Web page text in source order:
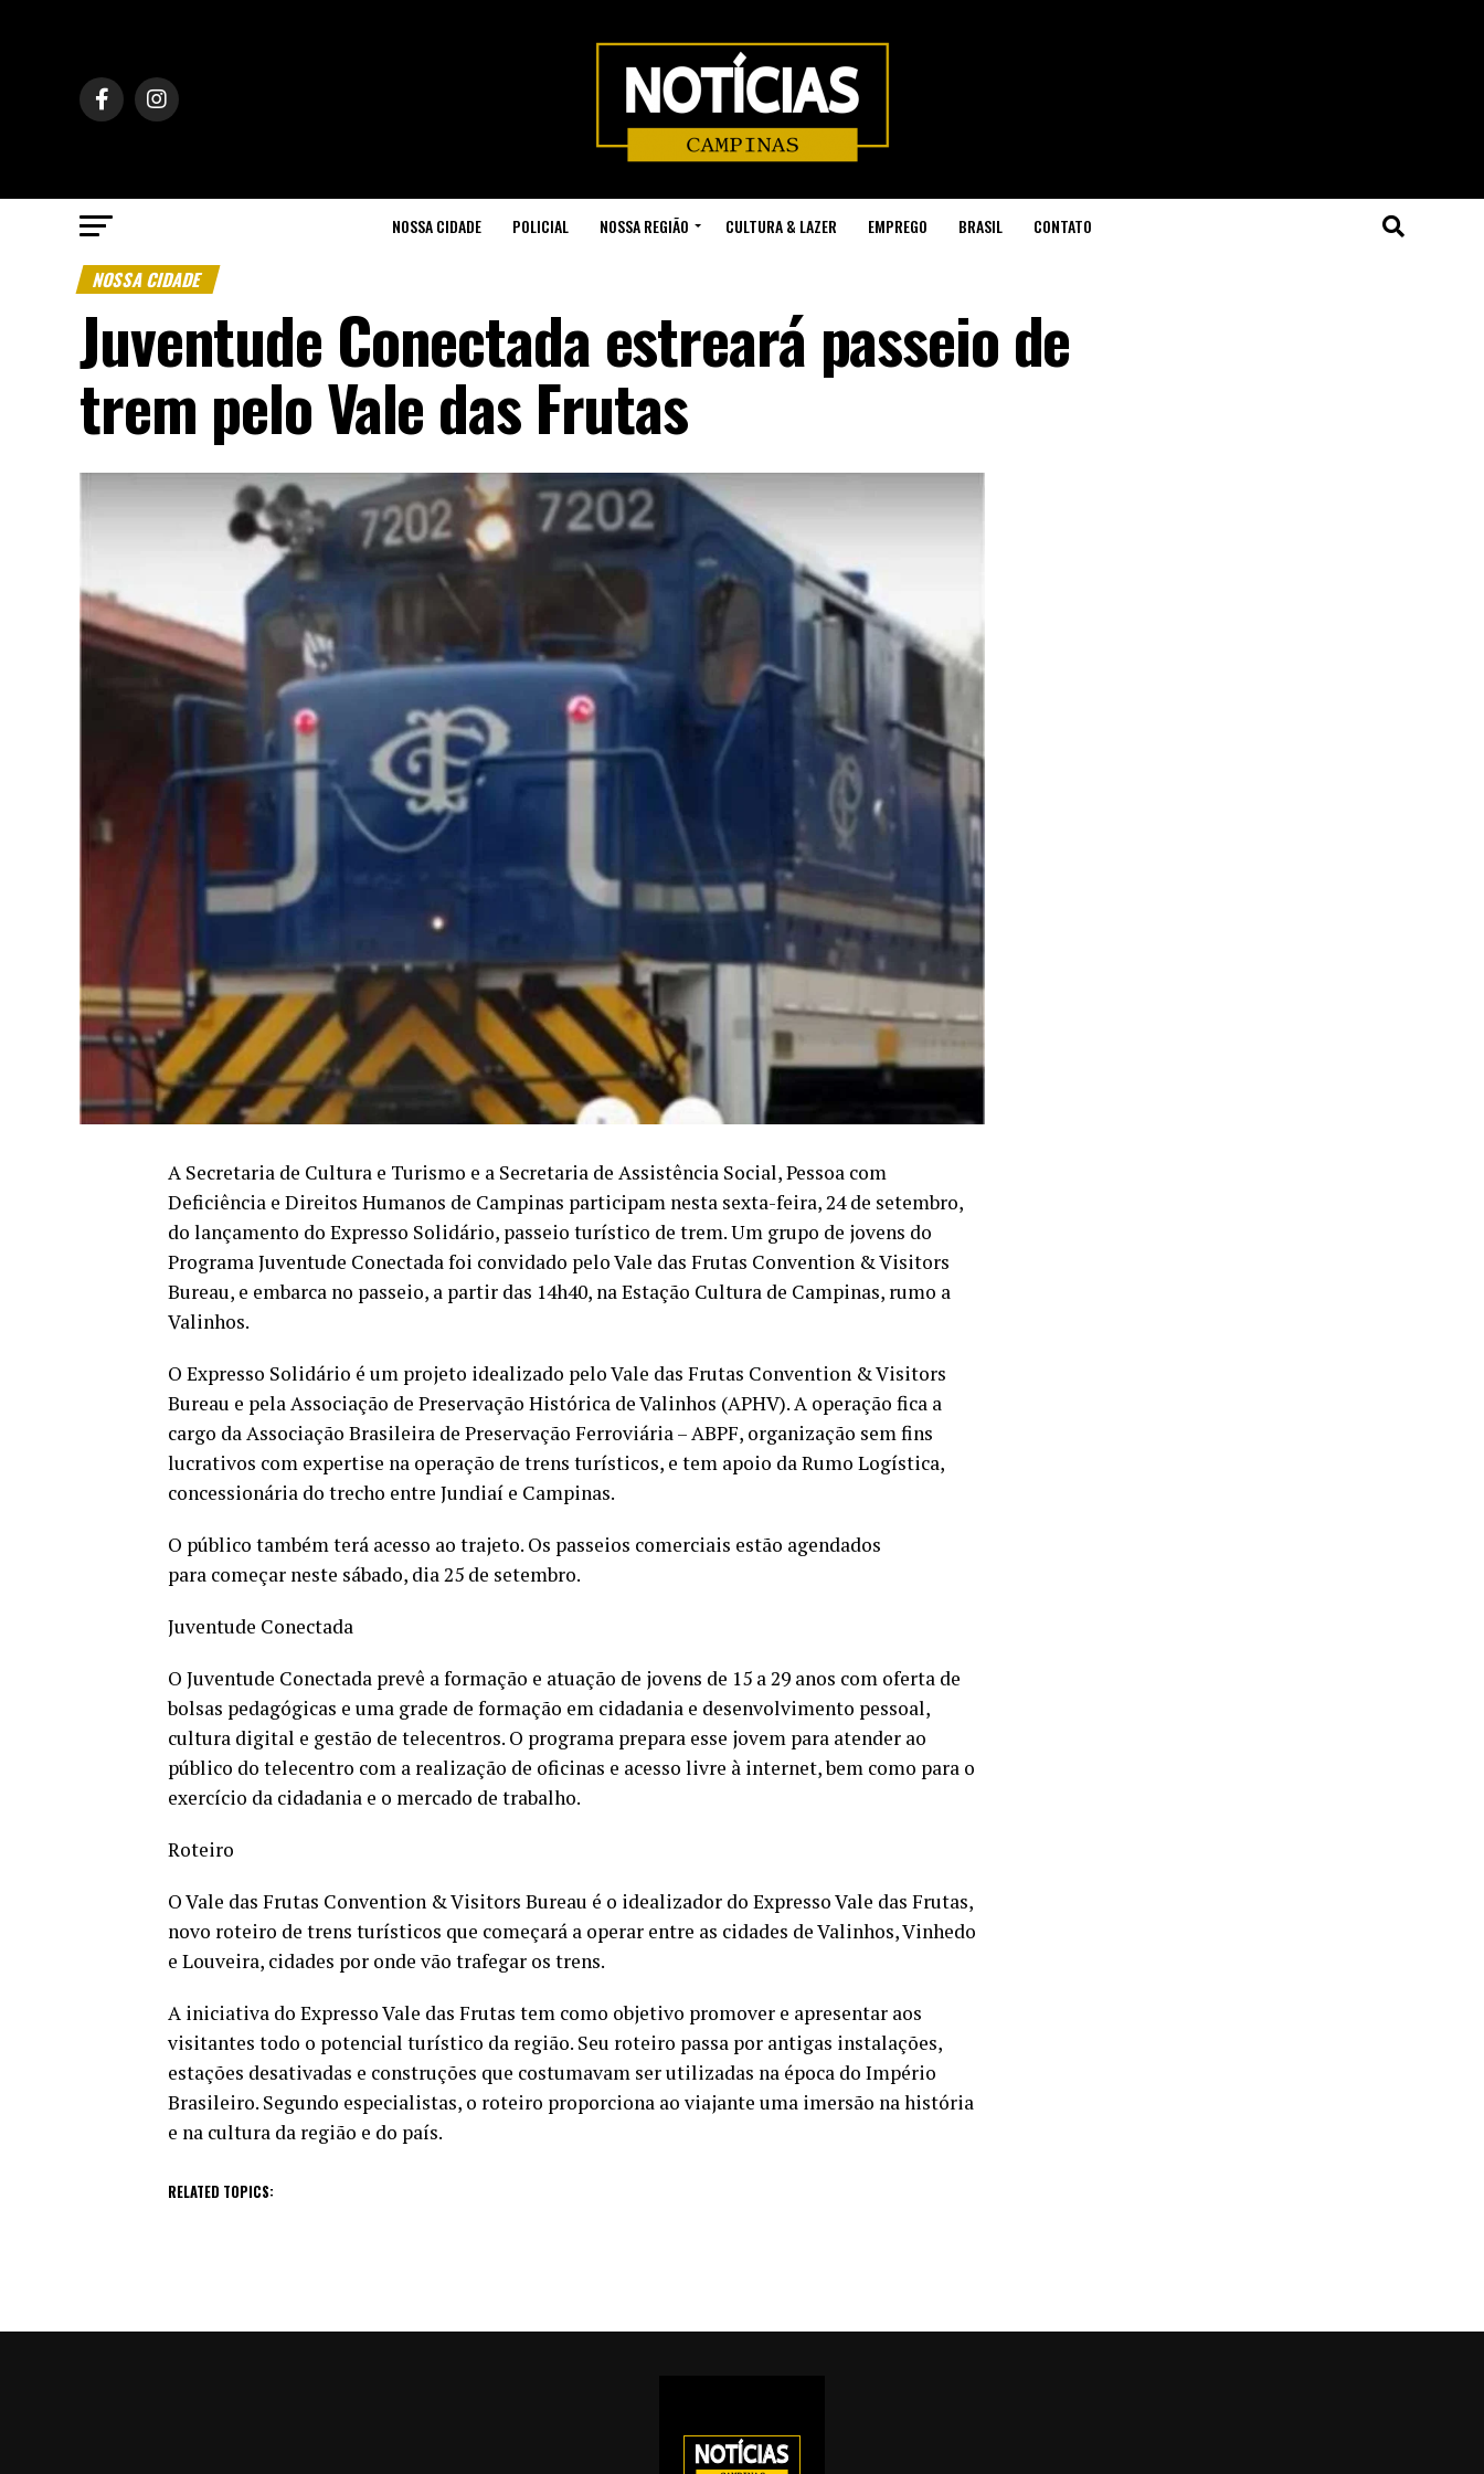
NOSSA CIDADE POLICIAL NOSSA REGIÃO CULTURA & LAZER EMPREGO BRASIL CONTATO
NOSSA CIDADE
Juventude Conectada estreará passeio de
trem pelo Vale das Frutas
A Secretaria de Cultura e Turismo e a Secretaria de Assistência Social, Pessoa com
Deficiência e Direitos Humanos de Campinas participam nesta sexta-feira, 24 de setembro,
do lançamento do Expresso Solidário, passeio turístico de trem. Um grupo de jovens do
Programa Juventude Conectada foi convidado pelo Vale das Frutas Convention & Visitors
Bureau, e embarca no passeio, a partir das 14h40, na Estação Cultura de Campinas, rumo a
Valinhos.
O Expresso Solidário é um projeto idealizado pelo Vale das Frutas Convention & Visitors
Bureau e pela Associação de Preservação Histórica de Valinhos (APHV). A operação fica a
cargo da Associação Brasileira de Preservação Ferroviária – ABPF, organização sem fins
lucrativos com expertise na operação de trens turísticos, e tem apoio da Rumo Logística,
concessionária do trecho entre Jundiaí e Campinas.
O público também terá acesso ao trajeto. Os passeios comerciais estão agendados
para começar neste sábado, dia 25 de setembro.
Juventude Conectada
O Juventude Conectada prevê a formação e atuação de jovens de 15 a 29 anos com oferta de
bolsas pedagógicas e uma grade de formação em cidadania e desenvolvimento pessoal,
cultura digital e gestão de telecentros. O programa prepara esse jovem para atender ao
público do telecentro com a realização de oficinas e acesso livre à internet, bem como para o
exercício da cidadania e o mercado de trabalho.
Roteiro
O Vale das Frutas Convention & Visitors Bureau é o idealizador do Expresso Vale das Frutas,
novo roteiro de trens turísticos que começará a operar entre as cidades de Valinhos, Vinhedo
e Louveira, cidades por onde vão trafegar os trens.
A iniciativa do Expresso Vale das Frutas tem como objetivo promover e apresentar aos
visitantes todo o potencial turístico da região. Seu roteiro passa por antigas instalações,
estações desativadas e construções que costumavam ser utilizadas na época do Império
Brasileiro. Segundo especialistas, o roteiro proporciona ao viajante uma imersão na história
e na cultura da região e do país.
RELATED TOPICS: